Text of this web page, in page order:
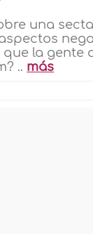
una secta
que la gente
.. más